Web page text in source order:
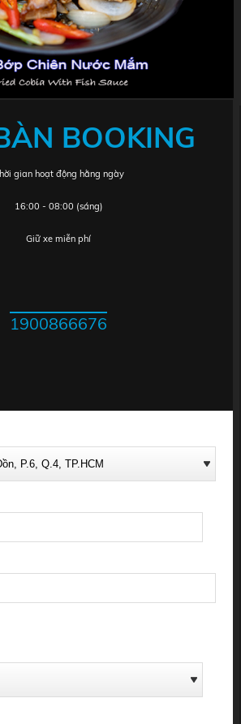
BOOKING
gian hoạt động hằng ngày
16:00 - 08:00 (sáng)
Giữ xe miễn phí
1900866676